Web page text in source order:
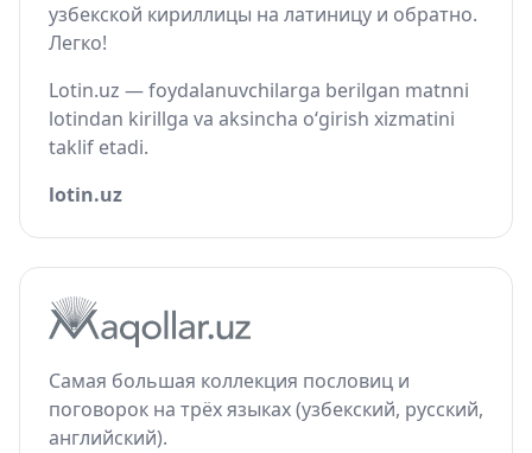
узбекской кириллицы на латиницу и обратно.
Легко!
Lotin.uz — foydalanuvchilarga berilgan matnni
lotindan kirillga va aksincha o‘girish xizmatini
taklif etadi.
lotin.uz
Самая большая коллекция пословиц и
поговорок на трёх языках (узбекский, русский,
английский).